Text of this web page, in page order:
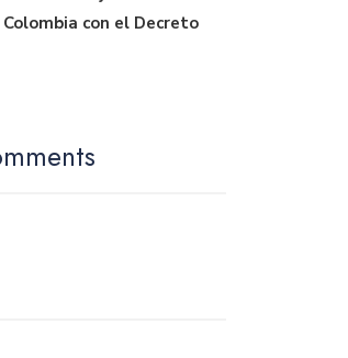
con el Decreto